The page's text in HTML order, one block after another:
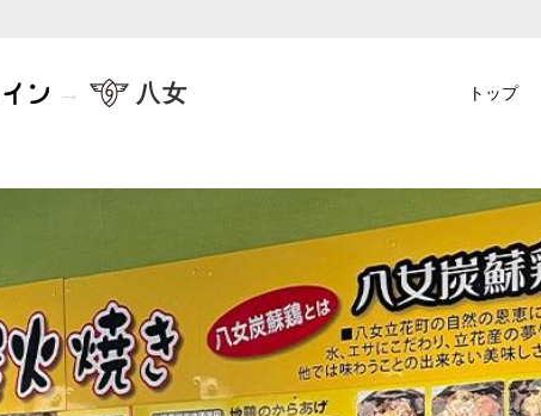
トップ
八女